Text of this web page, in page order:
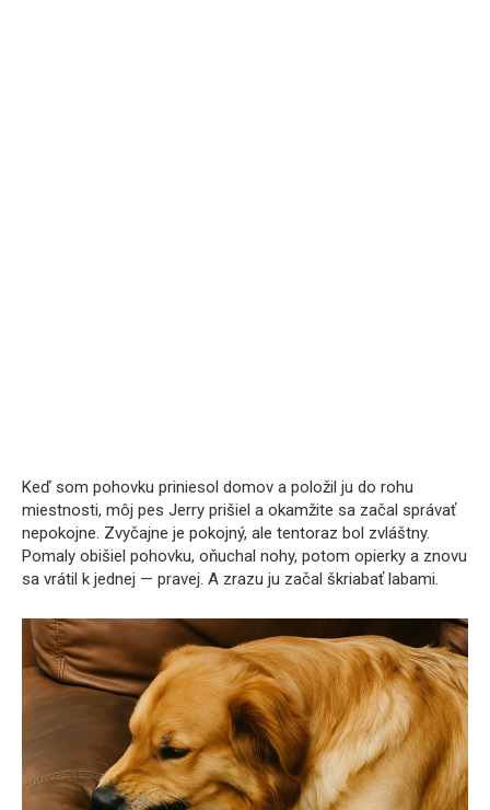
Keď som pohovku priniesol domov a položil ju do rohu
miestnosti, môj pes Jerry prišiel a okamžite sa začal správať
nepokojne. Zvyčajne je pokojný, ale tentoraz bol zvláštny.
Pomaly obišiel pohovku, oňuchal nohy, potom opierky a znovu
sa vrátil k jednej — pravej. A zrazu ju začal škriabať labami.